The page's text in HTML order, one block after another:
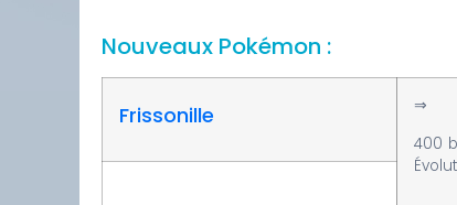
Nouveaux Pokémon :
Frissonille
⇒
400